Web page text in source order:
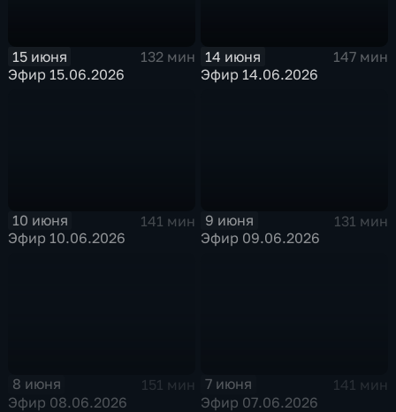
15 июня
132 мин
Эфир 15.06.2026
14 июня
147 мин
Эфир 14.06.2026
10 июня
141 мин
Эфир 10.06.2026
9 июня
131 мин
Эфир 09.06.2026
8 июня
151 мин
Эфир 08.06.2026
7 июня
141 мин
Эфир 07.06.2026